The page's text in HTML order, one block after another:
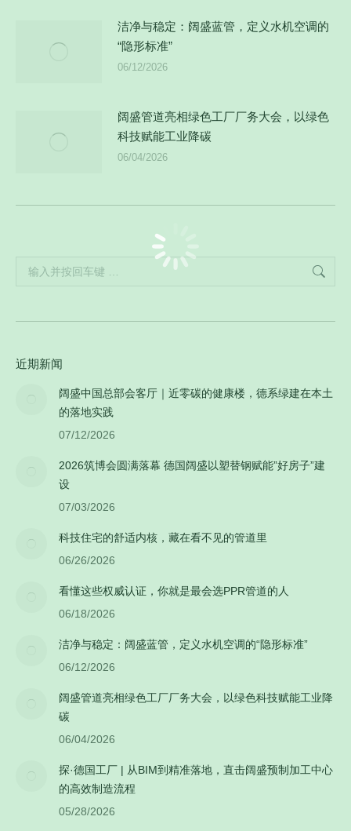
洁净与稳定：阔盛蓝管，定义水机空调的
“隐形标准”
06/12/2026
阔盛管道亮相绿色工厂厂务大会，以绿色
科技赋能工业降碳
06/04/2026
Search:
近期新闻
阔盛中国总部会客厅｜近零碳的健康楼，德系绿建在本土
的落地实践
07/12/2026
2026筑博会圆满落幕 德国阔盛以塑替钢赋能”好房子”建
设
07/03/2026
科技住宅的舒适内核，藏在看不见的管道里
06/26/2026
看懂这些权威认证，你就是最会选PPR管道的人
06/18/2026
洁净与稳定：阔盛蓝管，定义水机空调的“隐形标准”
06/12/2026
阔盛管道亮相绿色工厂厂务大会，以绿色科技赋能工业降
碳
06/04/2026
探·德国工厂 | 从BIM到精准落地，直击阔盛预制加工中心
的高效制造流程
05/28/2026